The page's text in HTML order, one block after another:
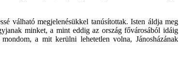
válható megjelenésükkel tanúsítottak. Isten áldja meg
minket, a mint eddig az ország fővárosából idáig
a mit kerülni lehetetlen volna, Jánosházának